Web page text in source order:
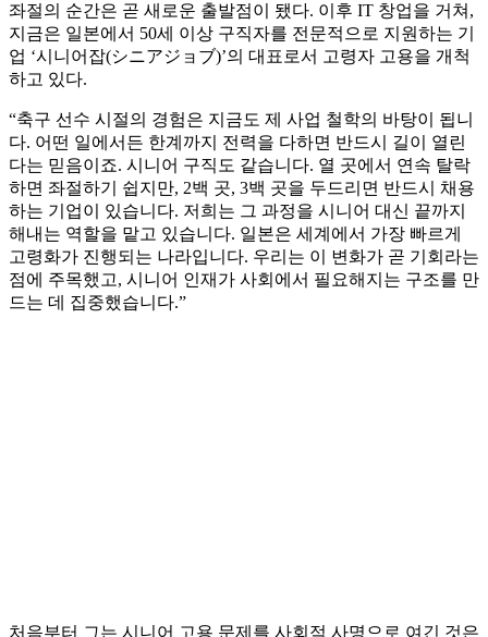
좌절의 순간은 곧 새로운 출발점이 됐다. 이후 IT 창업을 거쳐,
지금은 일본에서 50세 이상 구직자를 전문적으로 지원하는 기
업 ‘시니어잡(シニアジョブ)’의 대표로서 고령자 고용을 개척
하고 있다.
“축구 선수 시절의 경험은 지금도 제 사업 철학의 바탕이 됩니
다. 어떤 일에서든 한계까지 전력을 다하면 반드시 길이 열린
다는 믿음이죠. 시니어 구직도 같습니다. 열 곳에서 연속 탈락
하면 좌절하기 쉽지만, 2백 곳, 3백 곳을 두드리면 반드시 채용
하는 기업이 있습니다. 저희는 그 과정을 시니어 대신 끝까지
해내는 역할을 맡고 있습니다. 일본은 세계에서 가장 빠르게
고령화가 진행되는 나라입니다. 우리는 이 변화가 곧 기회라는
점에 주목했고, 시니어 인재가 사회에서 필요해지는 구조를 만
드는 데 집중했습니다.”
처음부터 그는 시니어 고용 문제를 사회적 사명으로 여긴 것은